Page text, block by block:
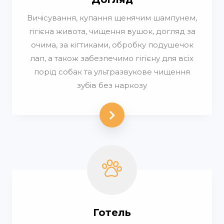
Вичісування, купання щенячим шампунем,
гігієна живота, чищення вушок, догляд за
очима, за кігтиками, обробку подушечок
лап, а також забезпечимо гігієну для всіх
порід собак та ультразвукове чищення
зубів без наркозу
Готель